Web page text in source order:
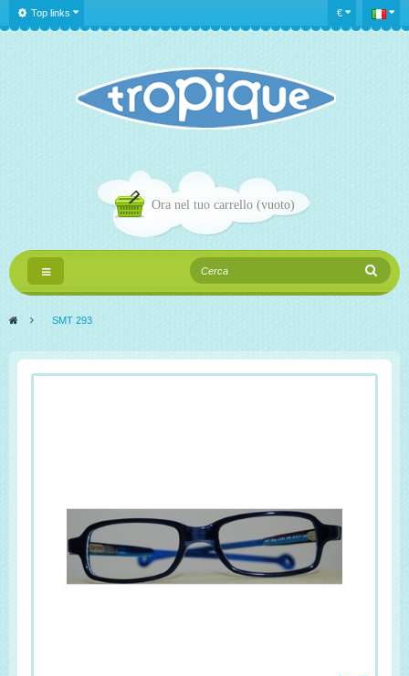
€
Top links
Ora nel tuo carrello (vuoto)
Navigazione
Toggle
> SMT 293